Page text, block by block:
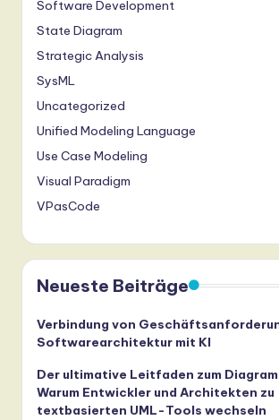
Software Development
State Diagram
Strategic Analysis
SysML
Uncategorized
Unified Modeling Language
Use Case Modeling
Visual Paradigm
VPasCode
Neueste Beiträge
Verbindung von
Softwarearchitektur mit KI
Der ultimative Leitfaden zum
Warum Entwickler und Architekten zu
textbasierten UML-Tools wechseln